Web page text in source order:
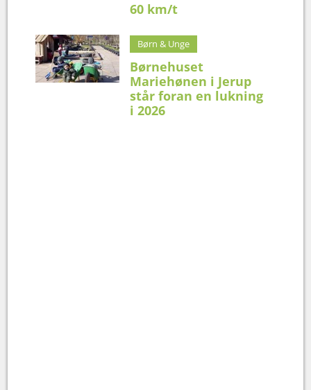
60 km/t
Børn & Unge
Børnehuset
Mariehønen i Jerup
står foran en lukning
i 2026